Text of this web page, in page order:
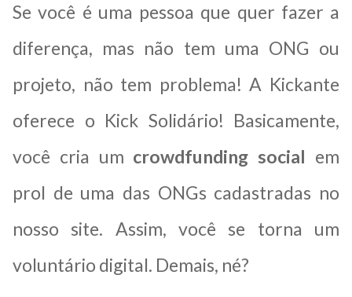
Se você é uma pessoa que quer fazer a
diferença, mas não tem uma ONG ou
projeto, não tem problema! A Kickante
oferece o Kick Solidário! Basicamente,
você cria um crowdfunding social em
prol de uma das ONGs cadastradas no
nosso site. Assim, você se torna um
voluntário digital. Demais, né?